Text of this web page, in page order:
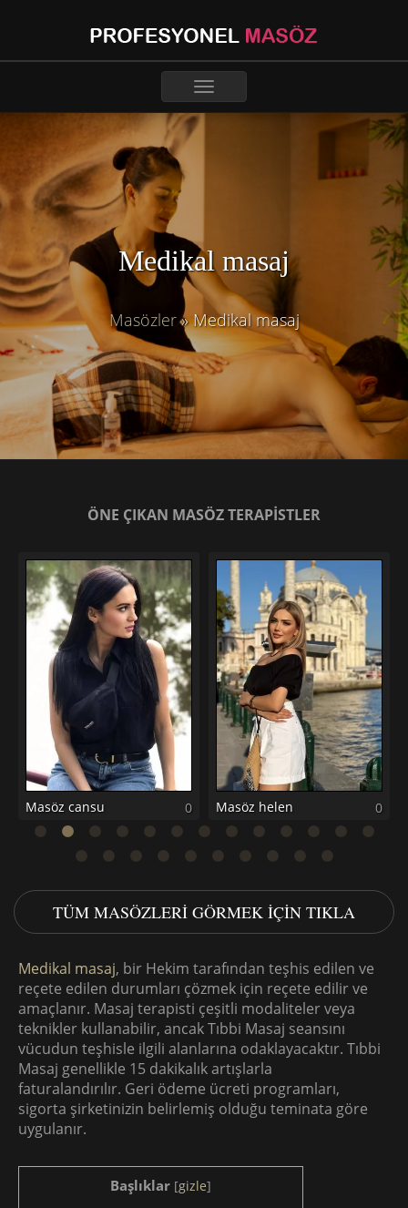
Toggle
navigation
Medikal masaj
Masözler»Medikal masaj
ÖNE ÇIKAN MASÖZ TERAPİSTLER
Masöz cansu 0 Masöz helen 0
TÜM MASÖZLERI GÖRMEK IÇIN TIKLA
Medikal masaj, bir Hekim tarafından teşhis edilen ve
reçete edilen durumları çözmek için reçete edilir ve
amaçlanır. Masaj terapisti çeşitli modaliteler veya
teknikler kullanabilir, ancak Tıbbi Masaj seansını
vücudun teşhisle ilgili alanlarına odaklayacaktır. Tıbbi
Masaj genellikle 15 dakikalık artışlarla
faturalandırılır. Geri ödeme ücreti programları,
sigorta şirketinizin belirlemiş olduğu teminata göre
uygulanır.
Başlıklar [gizle]